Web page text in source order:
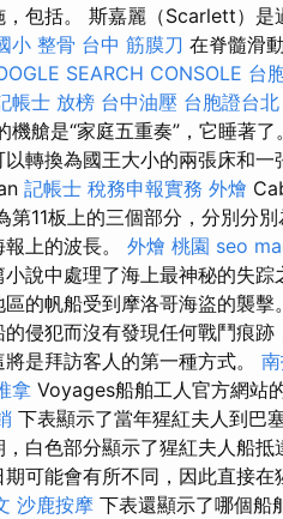
包括。 斯嘉麗（Scarlett）
小 整骨 台中 筋膜刀 在脊髓滑
SEARCH CONSOLE 台
帳士 放榜 台中油壓 台胞證台北
艙是“家庭五重奏”，它睡著了
轉換為國王大小的兩張床和一
記帳士 稅務申報實務 外燴
第11板上的三個部分，分別分
上的波長。 外燴 桃園 seo
說中處理了海上最神秘的失踪
的帆船受到摩洛哥海盜的襲擊
侵犯而沒有發現任何戰鬥痕
是拜訪客人的第一種方式。
拿 Voyages船舶工人官方網站
下表顯示了當年猩紅夫人到巴
白色部分顯示了猩紅夫人船抵
可能會有所不同，因此直接在
沙鹿按摩 下表還顯示了哪個船